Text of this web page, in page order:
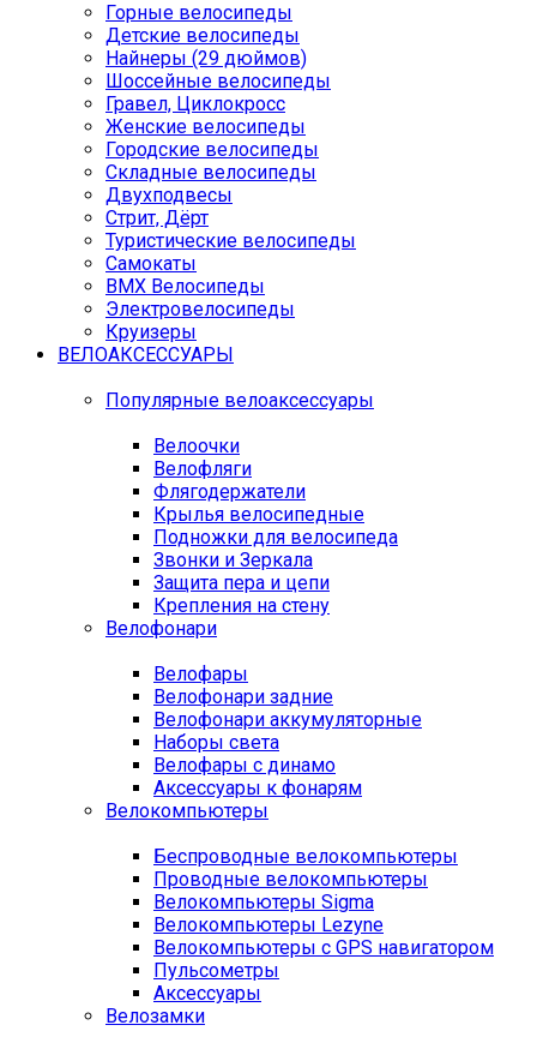
Горные велосипеды
Детские велосипеды
Найнеры (29 дюймов)
Шоссейные велосипеды
Гравел, Циклокросс
Женские велосипеды
Городcкие велосипеды
Складные велосипеды
Двухподвесы
Стрит, Дёрт
Туристические велосипеды
Самокаты
BMX Велосипеды
Электровелосипеды
Круизеры
ВЕЛОАКСЕССУАРЫ
Популярные велоаксессуары
Велоочки
Велофляги
Флягодержатели
Крылья велосипедные
Подножки для велосипеда
Звонки и Зеркала
Защита пера и цепи
Крепления на стену
Велофонари
Велофары
Велофонари задние
Велофонари аккумуляторные
Наборы света
Велофары с динамо
Аксессуары к фонарям
Велокомпьютеры
Беспроводные велокомпьютеры
Проводные велокомпьютеры
Велокомпьютеры Sigma
Велокомпьютеры Lezyne
Велокомпьютеры с GPS навигатором
Пульсометры
Аксессуары
Велозамки